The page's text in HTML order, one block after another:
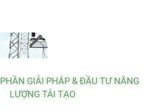
GIẢI PHÁP & ĐẦU TƯ NĂNG
LƯỢNG TÁI TẠO